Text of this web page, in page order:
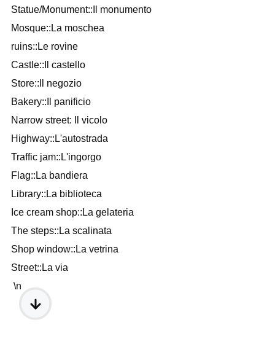
Statue/Monument::Il monumento
Mosque::La moschea
ruins::Le rovine
Castle::Il castello
Store::Il negozio
Bakery::Il panificio
Narrow street: Il vicolo
Highway::L'autostrada
Traffic jam::L'ingorgo
Flag::La bandiera
Library::La biblioteca
Ice cream shop::La gelateria
The steps::La scalinata
Shop window::La vetrina
Street::La via
\n